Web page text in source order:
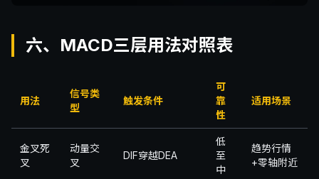
六、MACD三层用法对照表
用法
信号类
型
触发条件
可
靠
性
适用场景
金叉死
叉
动量交
叉
DIF穿越DEA
低
至
中
趋势行情
+零轴附近